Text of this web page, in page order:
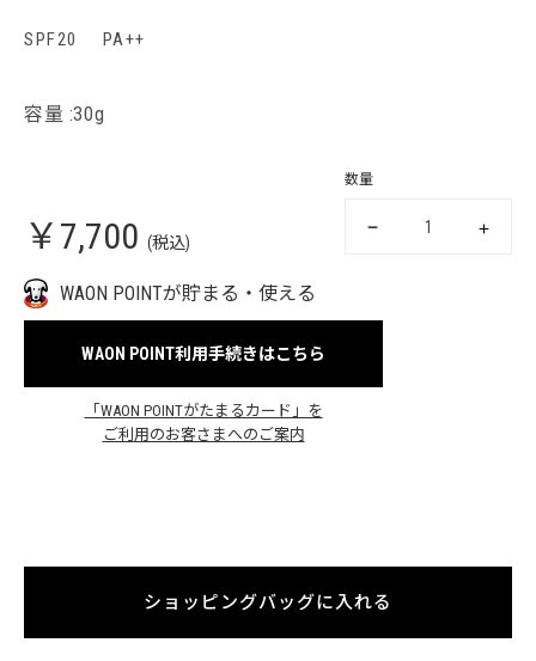
SPF20 PA++
容量 :30g
￥7,700 (税込)
数量
WAON POINTが貯まる・使える
WAON POINT利用手続きはこちら
「WAON POINTがたまるカード」を
ご利用のお客さまへのご案内
ショッピングバッグに入れる